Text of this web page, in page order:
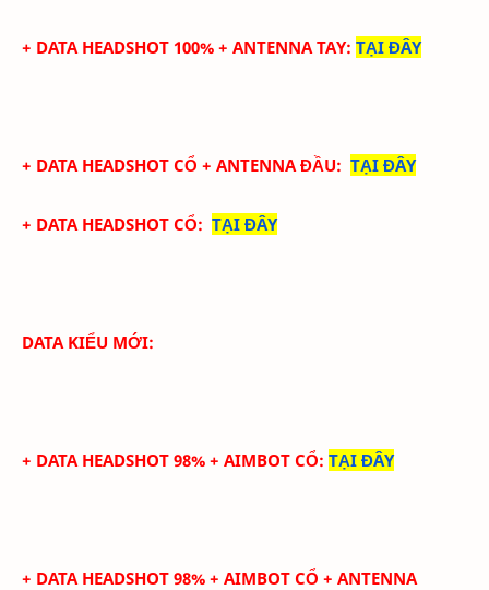
+ DATA HEADSHOT 100% + ANTENNA TAY: TẠI ĐÂY
+ DATA HEADSHOT CỔ + ANTENNA ĐẦU: TẠI ĐÂY
+ DATA HEADSHOT CỔ: TẠI ĐÂY
DATA KIỂU MỚI:
+ DATA HEADSHOT 98% + AIMBOT CỔ: TẠI ĐÂY
+ DATA HEADSHOT 98% + AIMBOT CỔ + ANTENNA